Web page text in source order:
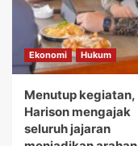
Ekonomi Hukum
Menutup kegiatan,
Harison mengajak
seluruh jajaran